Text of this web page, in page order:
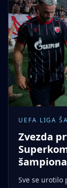
UEFA LIGA
Zvezda
Sve se urotilo